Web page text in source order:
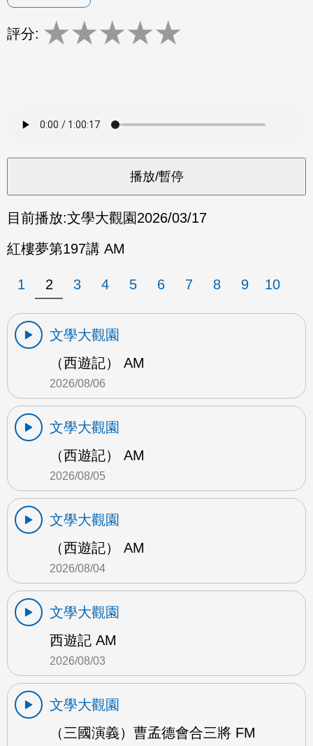
評分: ★★★★★
目前播放:文學大觀園2026/03/17
紅樓夢第197講 AM
1 2 3 4 5 6 7 8 9 10
文學大觀園
（西遊記） AM
2026/08/06
文學大觀園
（西遊記） AM
2026/08/05
文學大觀園
（西遊記） AM
2026/08/04
文學大觀園
西遊記 AM
2026/08/03
文學大觀園
（三國演義）曹孟德會合三將 FM